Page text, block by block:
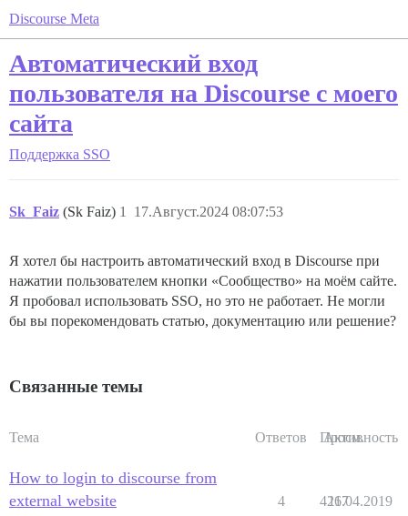
Discourse Meta
Автоматический вход
пользователя на Discourse с моего
сайта
Поддержка SSO
Sk_Faiz (Sk Faiz) 17.Август.2024 08:07:53
1
Я хотел бы настроить автоматический вход в Discourse при
нажатии пользователем кнопки «Сообщество» на моём сайте.
Я пробовал использовать SSO, но это не работает. Не могли
бы вы порекомендовать статью, документацию или решение?
Связанные темы
Тема Ответов Просм.
Активность
How to login to discourse from
external website
4 4267
11.04.2019